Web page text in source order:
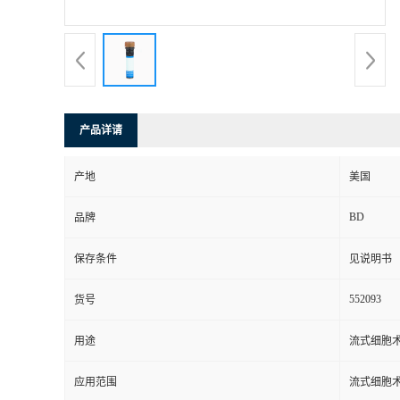
产品详请
产地 美国
品牌 BD
保存条件 见说明书
货号 552093
用途 流式细胞
应用范围 流式细胞